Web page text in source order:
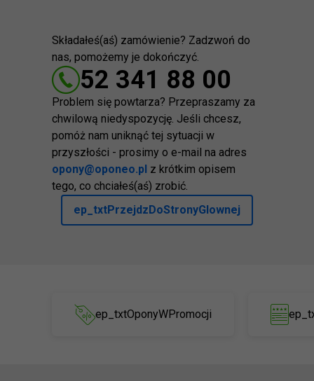
Składałeś(aś) zamówienie? Zadzwoń do
nas, pomożemy je dokończyć.
52 341 88 00
Problem się powtarza? Przepraszamy za
chwilową niedyspozycję. Jeśli chcesz,
pomóż nam uniknąć tej sytuacji w
przyszłości - prosimy o e-mail na adres
opony@oponeo.pl z krótkim opisem
tego, co chciałeś(aś) zrobić.
ep_txtPrzejdzDoStronyGlownej
ep_txtOponyWPromocji